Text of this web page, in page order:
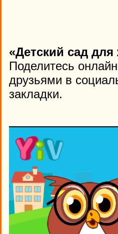
«Детский сад
Поделитесь
друзьями в
закладки.